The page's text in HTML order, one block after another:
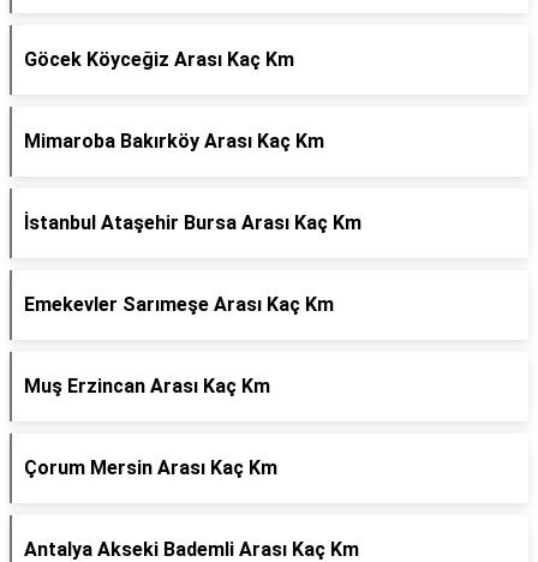
Göcek Köyceğiz Arası Kaç Km
Mimaroba Bakırköy Arası Kaç Km
İstanbul Ataşehir Bursa Arası Kaç Km
Emekevler Sarımeşe Arası Kaç Km
Muş Erzincan Arası Kaç Km
Çorum Mersin Arası Kaç Km
Antalya Akseki Bademli Arası Kaç Km